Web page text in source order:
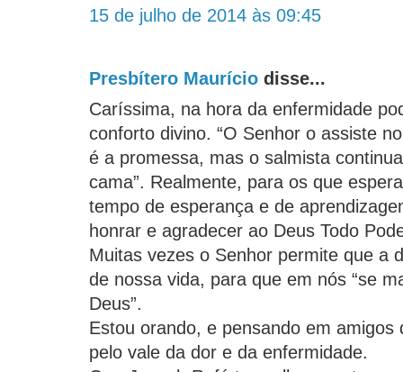
15 de julho de 2014 às 09:45
Presbítero Maurício disse...
Caríssima, na hora da enfermidade
conforto divino. “O Senhor o assiste
é a promessa, mas o salmista
cama”. Realmente, para os que
tempo de esperança e de
honrar e agradecer ao Deus Todo
Muitas vezes o Senhor permite que a
de nossa vida, para que em nós “se
Deus”.
Estou orando, e pensando em amigos
pelo vale da dor e da enfermidade.